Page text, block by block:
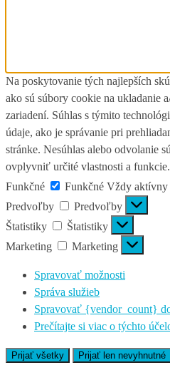
Na poskytovanie tých najlepších
ako sú súbory cookie na ukladanie
zariadení. Súhlas s týmito
údaje, ako je správanie pri
stránke. Nesúhlas alebo odvolanie
ovplyvniť určité vlastnosti a funkcie.
Funkčné
Funkčné Vždy aktívny
Predvoľby
Predvoľby
Štatistiky
Štatistiky
Marketing
Marketing
Spravovať možnosti
Správa služieb
Spravovať {vendor_count}
Prečítajte si viac o týchto
Prijať všetky Prijať len nevyhnutné